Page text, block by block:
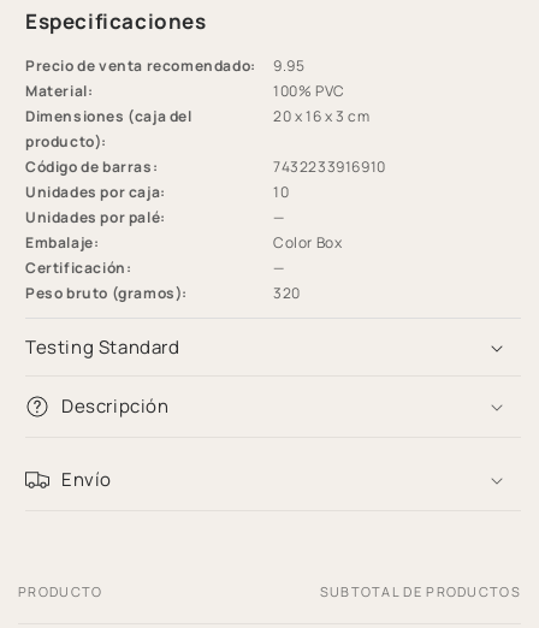
Aro
Rosa
-
Parade
-
Ø
90
cm
Aro
Rosa
Parade
Especificaciones
Precio de venta recomendado:
9.95
Material:
100% PVC
Dimensiones (caja del
producto):
20 x 16 x 3 cm
Código de barras:
7432233916910
Unidades por caja:
10
Unidades por palé:
—
Embalaje:
Color Box
Certificación:
—
Peso bruto (gramos):
320
Testing Standard
Descripción
Envío
Tu
PRODUCTO SUBTOTAL DE PRODUCTOS